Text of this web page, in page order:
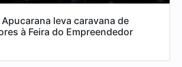
leva caravana de
à Feira do Empreendedor